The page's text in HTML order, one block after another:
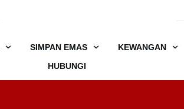
SIMPAN EMAS KEWANGAN
HUBUNGI